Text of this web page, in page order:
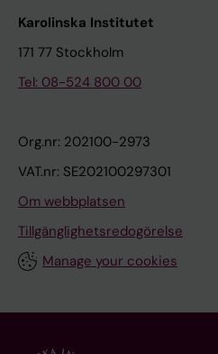
Karolinska Institutet
171 77 Stockholm
Tel: 08-524 800 00
Org.nr: 202100-2973
VAT.nr: SE202100297301
Om webbplatsen
Tillgänglighetsredogörelse
Manage your cookies